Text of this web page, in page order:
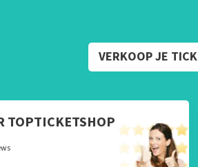
VERKOOP JE
TOPTICKETSHOP